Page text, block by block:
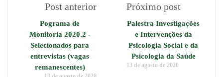
Post anterior
Pograma de
Monitoria 2020.2 -
Selecionados para
entrevistas (vagas
remanescentes)
Próximo post
Palestra Investigações
e Intervenções da
Psicologia Social e da
Psicologia da Saúde
13 de agosto de 2020